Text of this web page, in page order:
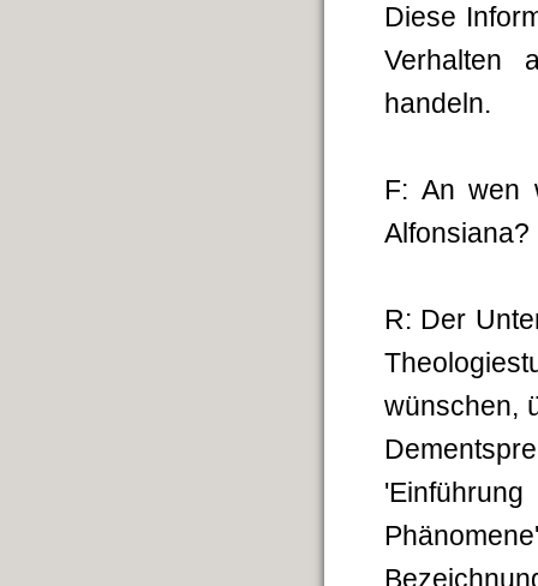
Diese
Verhalten
handeln.
F: An wen
Alfonsiana?
R: Der
wünschen,